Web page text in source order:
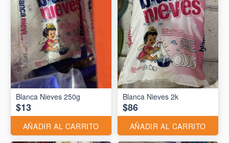
Blanca Nieves 250g
$13
AÑADIR AL CARRITO
Blanca Nieves 2k
$86
AÑADIR AL CARRITO